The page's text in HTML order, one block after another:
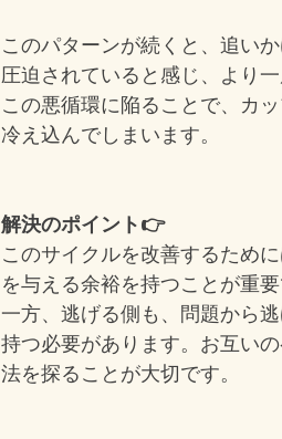
このパターンが続くと、追い
圧迫されていると感じ、より
この悪循環に陥ることで、カ
冷え込んでしまいます。
解決のポイント👉
このサイクルを改善するため
を与える余裕を持つことが重要
一方、逃げる側も、問題から
持つ必要があります。お互い
法を探ることが大切です。